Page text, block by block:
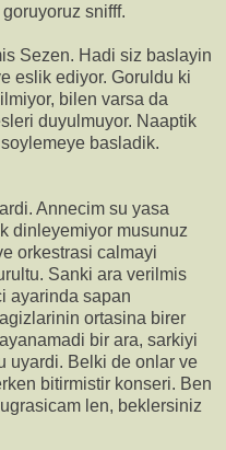
snifff.
Sezen. Hadi siz baslayin
eslik ediyor. Goruldu ki
bilen varsa da
duyulmuyor. Naaptik
basladik.
Annecim su yasa
dinleyemiyor musunuz
orkestrasi calmayi
Sanki ara verilmis
ayarinda sapan
ortasina birer
bir ara, sarkiyi
uyardi. Belki de onlar ve
bitirmistir konseri. Ben
len, beklersiniz